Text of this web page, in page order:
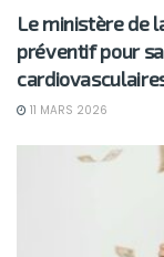
Le ministère de
préventif pour
11 MARS 2026